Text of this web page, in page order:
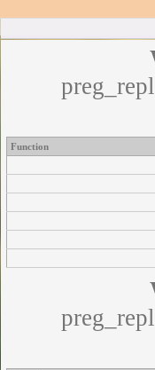
Function